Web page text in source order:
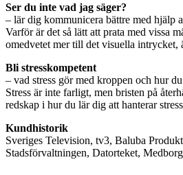
Ser du inte vad jag säger?
– lär dig kommunicera bättre med hjälp
Varför är det så lätt att prata med vissa
omedvetet mer till det visuella
Bli stresskompetent
– vad stress gör med kroppen och hur
Stress är inte farligt, men bristen på
redskap i hur du lär dig att hanterar
Kundhistorik
Sveriges Television, tv3, Baluba
Stadsförvaltningen, Datorteket,